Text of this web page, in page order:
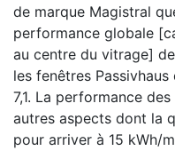
de marque Magistral
performance globale
au centre du vitrage]
les fenêtres
7,1. La performance
autres aspects dont la
pour arriver à 15 kWh/m